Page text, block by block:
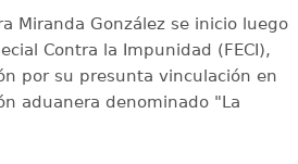
Miranda González se inicio luego
Contra la Impunidad (FECI),
por su presunta vinculación en
aduanera denominado "La